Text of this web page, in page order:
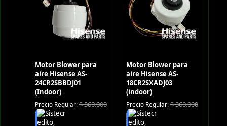
Motor Blower para
aire Hisense AS-
24CR2SBBDJ01
(Indoor)
Precio Regular:$360.000
Motor Blower para
aire Hisense AS-
18CR2SXADJ03
(indoor)
Precio Regular:$360.000